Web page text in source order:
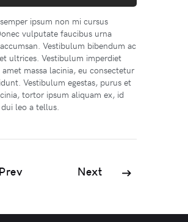
ipsum non mi cursus
vulputate faucibus urna
Vestibulum bibendum ac
ultrices. Vestibulum imperdiet
amet massa lacinia, eu consectetur
Vestibulum egestas, purus et
tortor ipsum aliquam ex, id
leo a tellus.
Prev Next